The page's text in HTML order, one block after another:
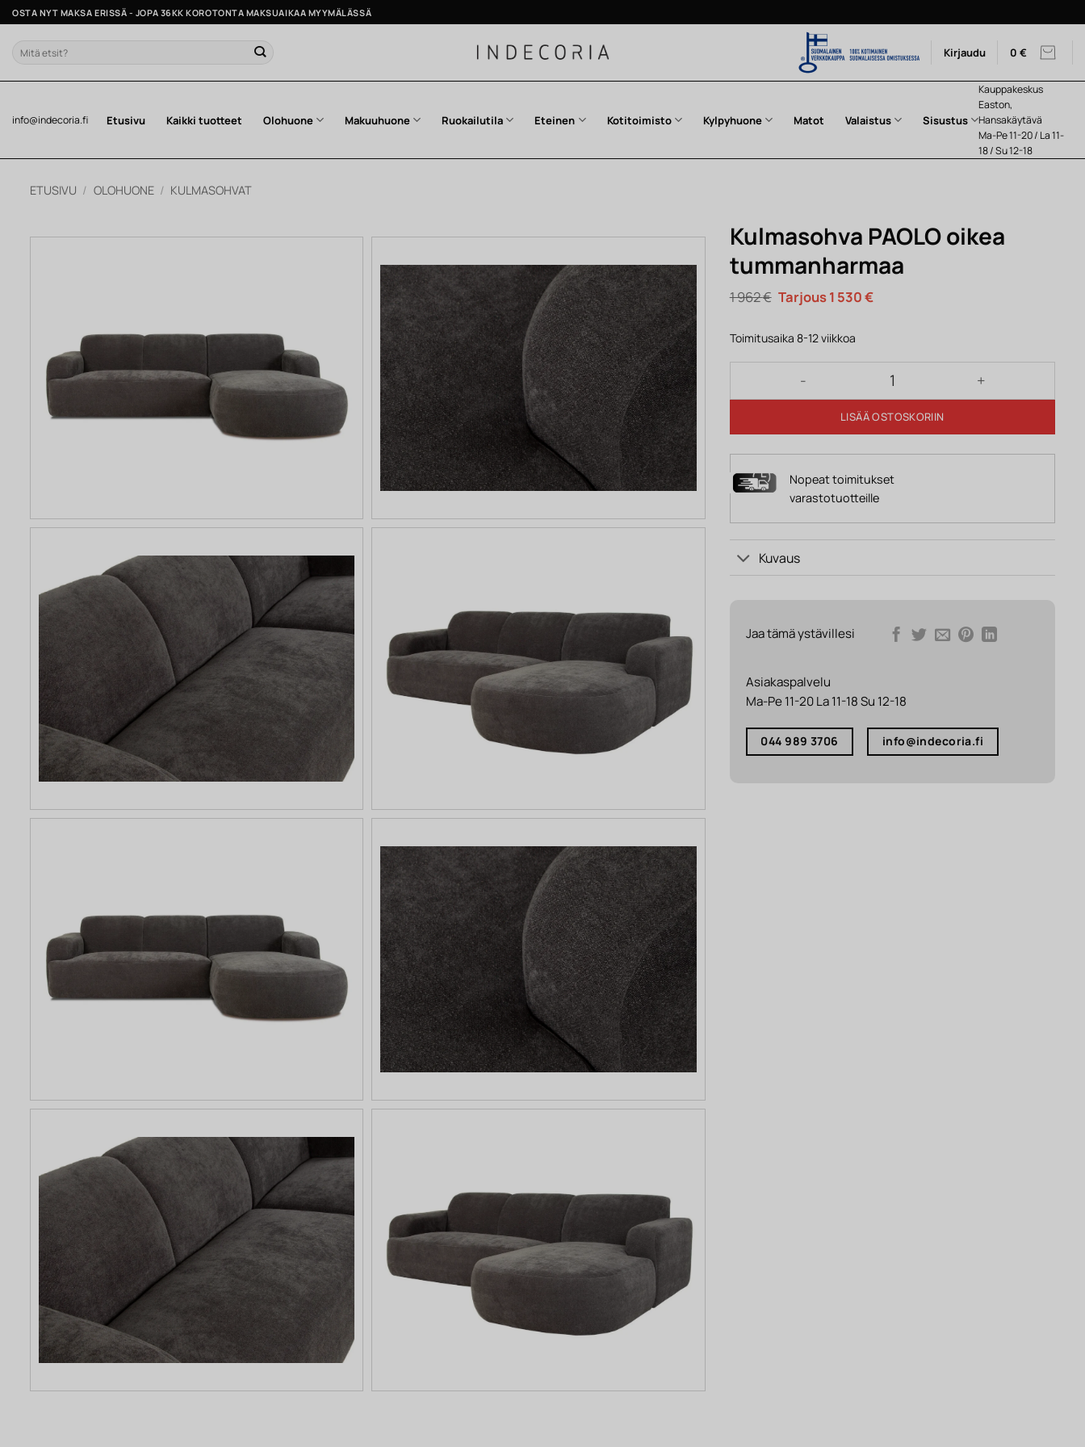
Skip
to
content
OSTA NYT MAKSA ERISSÄ - JOPA 36KK KOROTONTA MAKSUAIKAA MYYMÄLÄSSÄ
Etsi: Kirjaudu 0 €
info@indecoria.fi Etusivu Kaikki tuotteet Olohuone Makuuhuone Ruokailutila Eteinen Kotitoimisto Kylpyhuone Matot Valaistus Sisustus
Kauppakeskus
Easton,
Hansakäytävä
Ma-Pe 11-20 / La 11-
18 / Su 12-18
ETUSIVU / OLOHUONE / KULMASOHVAT
Kulmasohva PAOLO oikea
tummanharmaa
1 962€ Alkuperäinen
hinta
1
962 €.
1 530€Nykyinen
Toimitusaika 8-12 viikkoa
Kulmasohva PAOLO oikea tummanharmaa määrä
LISÄÄ OSTOSKORIIN
Nopeat toimitukset
varastotuotteille
Kuvaus
Jaa tämä ystävillesi
Asiakaspalvelu
Ma-Pe 11-20 La 11-18 Su 12-18
044 989 3706 info@indecoria.fi